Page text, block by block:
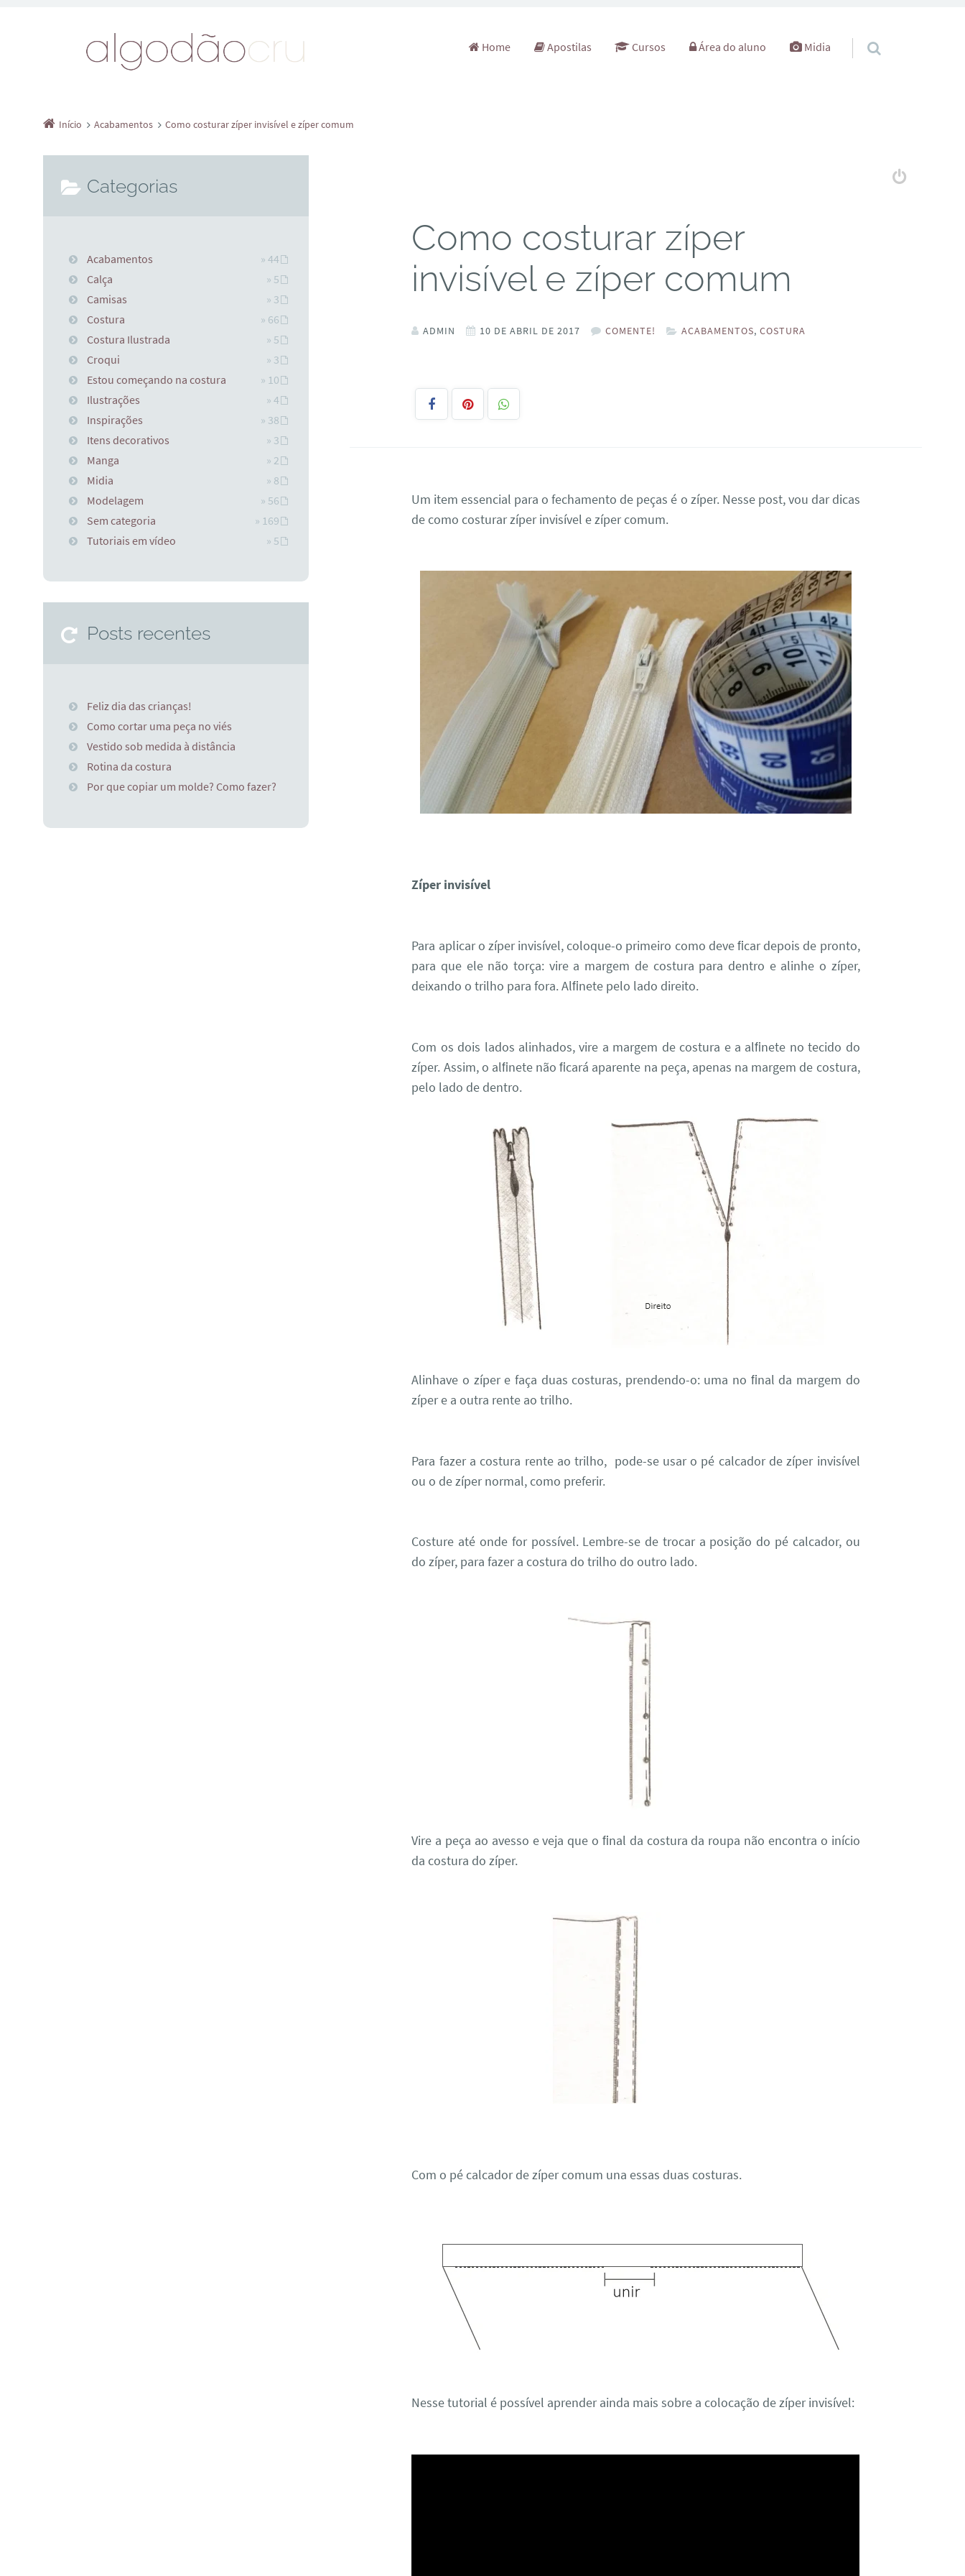
Pular para o conteúdo
Home Apostilas Cursos Área do aluno Midia
Início Acabamentos Como costurar zíper invisível e zíper comum
Como costurar zíper
invisível e zíper comum
ADMIN 10 DE ABRIL DE 2017 COMENTE! ACABAMENTOS,COSTURA
Um item essencial para o fechamento de peças é o zíper. Nesse post, vou dar dicas
de como costurar zíper invisível e zíper comum.
Zíper invisível
Para aplicar o zíper invisível, coloque-o primeiro como deve ﬁcar depois de pronto,
para que ele não torça: vire a margem de costura para dentro e alinhe o zíper,
deixando o trilho para fora. Alﬁnete pelo lado direito.
Com os dois lados alinhados, vire a margem de costura e a alﬁnete no tecido do
zíper. Assim, o alﬁnete não ﬁcará aparente na peça, apenas na margem de costura,
pelo lado de dentro.
Alinhave o zíper e faça duas costuras, prendendo-o: uma no ﬁnal da margem do
zíper e a outra rente ao trilho.
Para fazer a costura rente ao trilho, pode-se usar o pé calcador de zíper invisível
ou o de zíper normal, como preferir.
Costure até onde for possível. Lembre-se de trocar a posição do pé calcador, ou
do zíper, para fazer a costura do trilho do outro lado.
Vire a peça ao avesso e veja que o ﬁnal da costura da roupa não encontra o início
da costura do zíper.
Com o pé calcador de zíper comum una essas duas costuras.
Nesse tutorial é possível aprender ainda mais sobre a colocação de zíper invisível:
Categorias
Acabamentos
» 44
Calça
» 5
Camisas
» 3
Costura
» 66
Costura Ilustrada
» 5
Croqui
» 3
Estou começando na costura
» 10
Ilustrações
» 4
Inspirações
» 38
Itens decorativos
» 3
Manga
» 2
Midia
» 8
Modelagem
» 56
Sem categoria
» 169
Tutoriais em vídeo
» 5
Posts recentes
Feliz dia das crianças!
Como cortar uma peça no viés
Vestido sob medida à distância
Rotina da costura
Por que copiar um molde? Como fazer?